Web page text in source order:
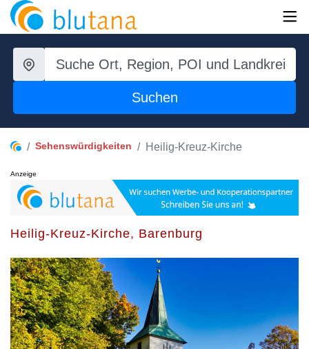
Suchen
Sehenswürdigkeiten Heilig-Kreuz-Kirche
Anzeige
Heilig-Kreuz-Kirche, Barenburg